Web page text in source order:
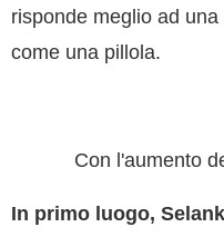
risponde meglio ad
come una pillola.
Con l'aumento
In primo luogo,